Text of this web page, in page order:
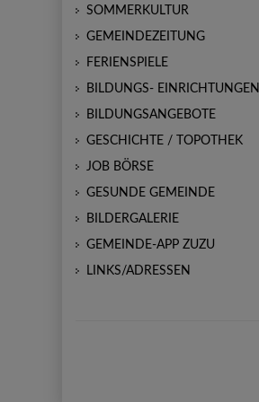
SOMMERKULTUR
GEMEINDEZEITUNG
FERIENSPIELE
BILDUNGS- EINRICHTUNGEN
BILDUNGSANGEBOTE
GESCHICHTE / TOPOTHEK
JOB BÖRSE
GESUNDE GEMEINDE
BILDERGALERIE
GEMEINDE-APP ZUZU
LINKS/ADRESSEN